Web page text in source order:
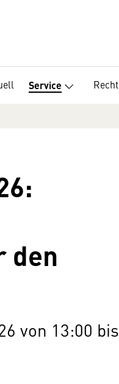
Service Recht
den
von 13:00 bis